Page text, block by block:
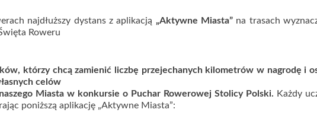
najdłuższy dystans z aplikacją „Aktywne Miasta” na trasach
Roweru
którzy chcą zamienić liczbę przejechanych kilometrów w nagrodę i
celów
Miasta w konkursie o Puchar Rowerowej Stolicy Polski. Każdy
poniższą aplikację „Aktywne Miasta”: